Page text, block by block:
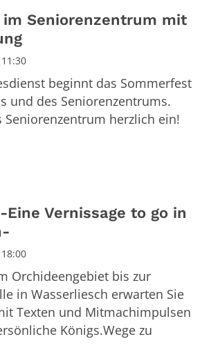
2026Seniorenzentrum mit
beginnt das Sommerfest
und des Seniorenzentrums.
Seniorenzentrum herzlich ein!
Eine Vernissage to go in
Orchideengebiet bis zur
in Wasserliesch erwarten Sie
Texten und Mitmachimpulsen
Königs.Wege zu